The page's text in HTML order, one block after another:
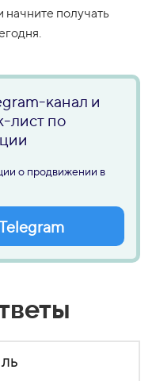
начните получать
канал и
лист по
о продвижении в